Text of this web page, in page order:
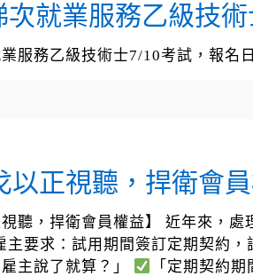
次就業服務乙級技
服務乙級技術士7/10考試，報名
以正視聽，捍衛會員
視聽，捍衛會員權益】 近年來，
主要求：試用期間簽訂定期契約
主說了就算？」
「定期契約